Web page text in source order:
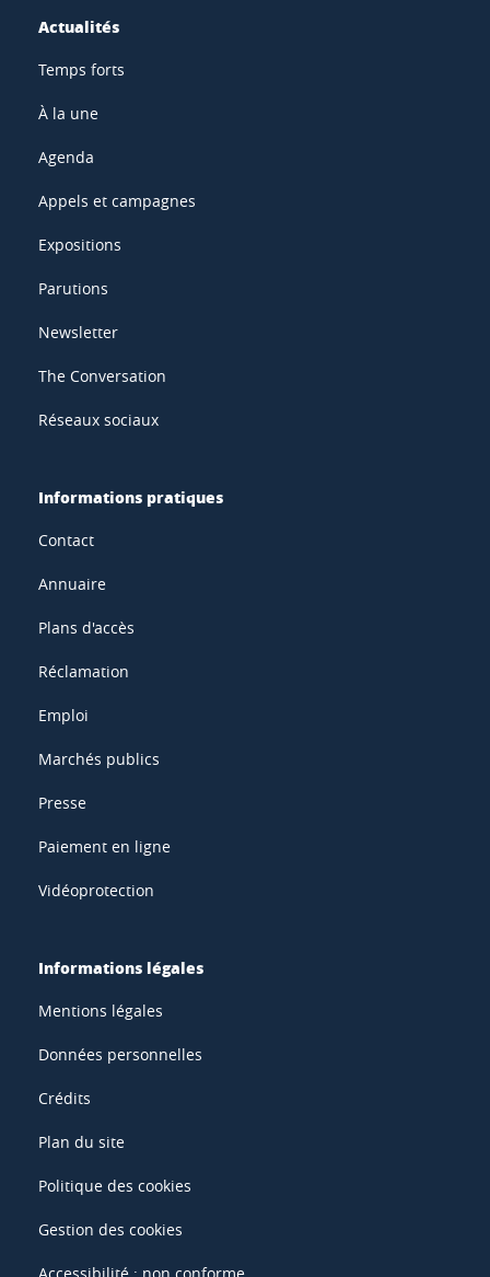
Actualités
Temps forts
À la une
Agenda
Appels et campagnes
Expositions
Parutions
Newsletter
The Conversation
Réseaux sociaux
Informations pratiques
Contact
Annuaire
Plans d'accès
Réclamation
Emploi
Marchés publics
Presse
Paiement en ligne
Vidéoprotection
Informations légales
Mentions légales
Données personnelles
Crédits
Plan du site
Politique des cookies
Gestion des cookies